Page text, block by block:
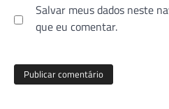
Salvar meus dados neste
que eu comentar.